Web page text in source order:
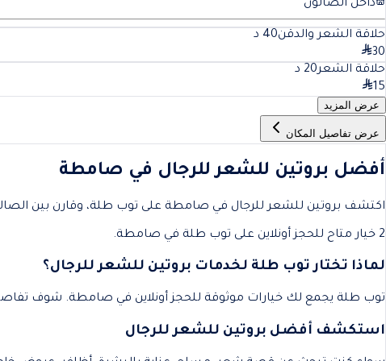
داخل الصالون
حلاقة الشعر والدقن40 د
30
حلاقة الشعر20 د
15
عرض المزيد
عرض تفاصيل المكان
أفضل بروتين للشعر للرجال في صامطة
اكتشف بروتين للشعر للرجال في صامطة على توب طلة، وقارن بين
2 خيار متاح للحجز أونلاين على توب طلة في صامطة.
لماذا تختار توب طلة لخدمات بروتين للشعر للرجال؟
توب طلة يجمع لك خيارات موثوقة للحجز أونلاين في صامطة. شوف
استكشف أفضل بروتين للشعر للرجال